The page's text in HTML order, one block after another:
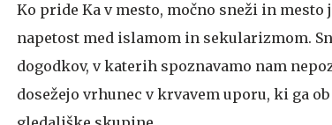
Ko pride Ka v mesto, močno sneži in mesto
napetost med islamom in sekularizmom.
dogodkov, v katerih spoznavamo nam
dosežejo vrhunec v krvavem uporu, ki ga